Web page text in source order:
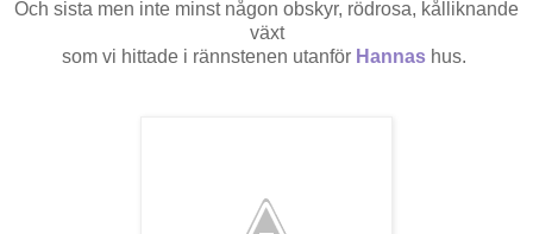
Och sista men inte minst någon obskyr, rödrosa, kålliknande
växt
som vi hittade i rännstenen utanför Hannas hus.